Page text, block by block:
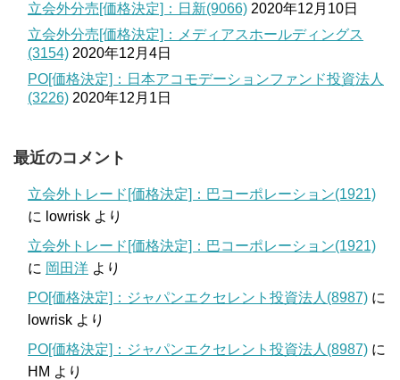
立会外分売[価格決定]：日新(9066) 2020年12月10日
立会外分売[価格決定]：メディアスホールディングス
(3154) 2020年12月4日
PO[価格決定]：日本アコモデーションファンド投資法人
(3226) 2020年12月1日
最近のコメント
立会外トレード[価格決定]：巴コーポレーション(1921)
に lowrisk より
立会外トレード[価格決定]：巴コーポレーション(1921)
に 岡田洋 より
PO[価格決定]：ジャパンエクセレント投資法人(8987) に
lowrisk より
PO[価格決定]：ジャパンエクセレント投資法人(8987) に
HM より